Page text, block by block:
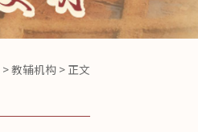
>教辅机构> 正文